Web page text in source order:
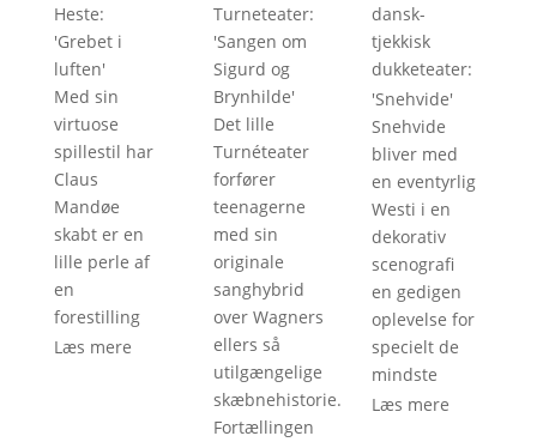
Heste:
'Grebet i
luften'
Med sin
virtuose
spillestil har
Claus
Mandøe
skabt er en
lille perle af
en
forestilling
Læs mere
Turneteater:
'Sangen om
Sigurd og
Brynhilde'
Det lille
Turnéteater
forfører
teenagerne
med sin
originale
sanghybrid
over Wagners
ellers så
utilgængelige
skæbnehistorie.
Fortællingen
dansk-
tjekkisk
dukketeater:
'Snehvide'
Snehvide
bliver med
en eventyrlig
Westi i en
dekorativ
scenografi
en gedigen
oplevelse for
specielt de
mindste
Læs mere